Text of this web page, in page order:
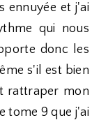
ennuyée et j'ai
qui nous
donc les
s'il est bien
rattraper mon
tome 9 que j'ai